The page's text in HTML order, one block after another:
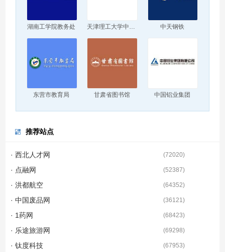
湖南工学院教务处 天津理工大学中环信息学院 中天钢铁
东营市教育局 甘肃省图书馆 中国铝业集团
推荐站点
· 西北人才网 (72020)
· 点融网 (52387)
· 洪都航空 (64352)
· 中国废品网 (36121)
· 1药网 (68423)
· 乐途旅游网 (69298)
· 钛度科技 (67953)